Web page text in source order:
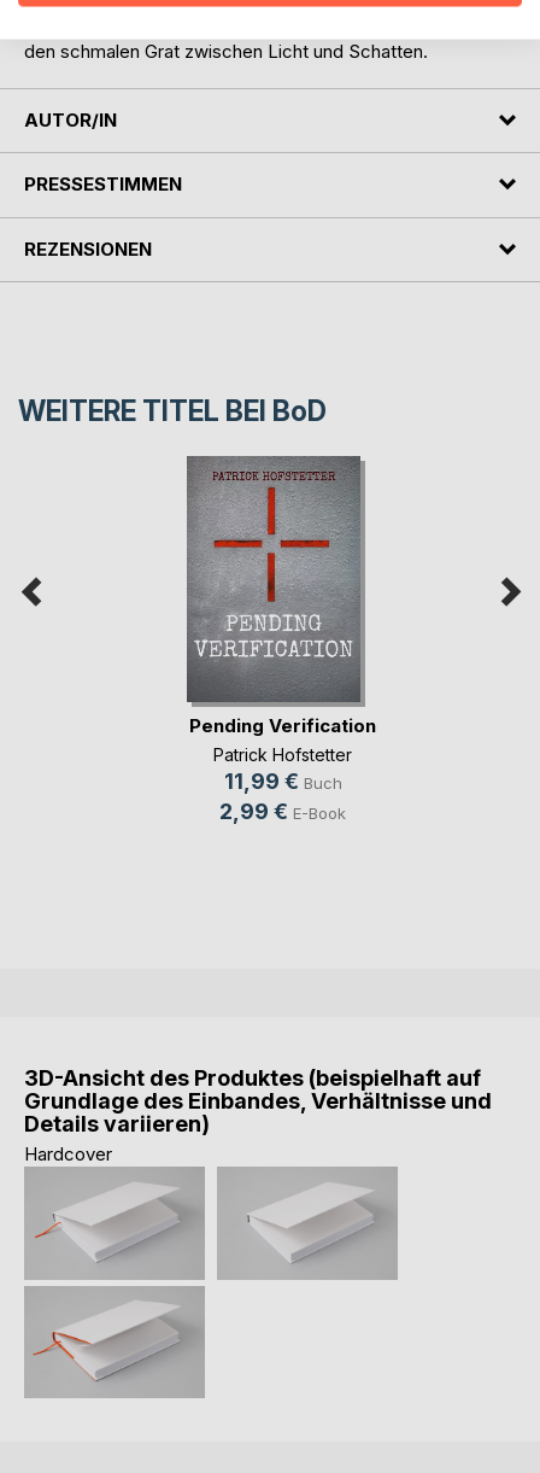
den schmalen Grat zwischen Licht und Schatten.
AUTOR/IN
PRESSESTIMMEN
REZENSIONEN
WEITERE TITEL BEI BoD
Pending Verification
Patrick Hofstetter
11,99 € Buch
2,99 € E-Book
3D-Ansicht des Produktes (beispielhaft auf
Grundlage des Einbandes, Verhältnisse und
Details variieren)
Hardcover